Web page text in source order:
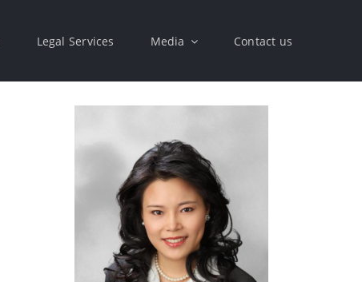
Legal Services Media Contact us